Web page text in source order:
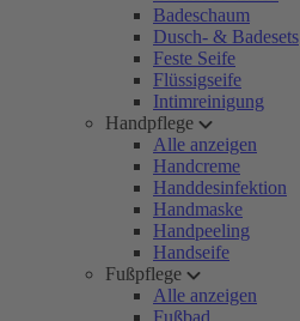
Badeschaum
Dusch- & Badesets
Feste Seife
Flüssigseife
Intimreinigung
Handpflege
Alle anzeigen
Handcreme
Handdesinfektion
Handmaske
Handpeeling
Handseife
Fußpflege
Alle anzeigen
Fußbad